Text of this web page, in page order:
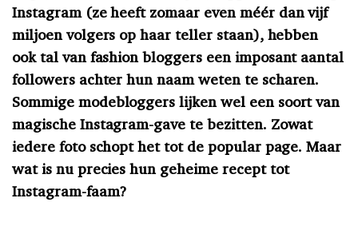
Instagram (ze heeft zomaar even méér dan vijf
miljoen volgers op haar teller staan), hebben
ook tal van fashion bloggers een imposant aantal
followers achter hun naam weten te scharen.
Sommige modebloggers lijken wel een soort van
magische Instagram-gave te bezitten. Zowat
iedere foto schopt het tot de popular page. Maar
wat is nu precies hun geheime recept tot
Instagram-faam?